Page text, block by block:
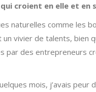
croient en elle et en
naturelles comme les
vivier de talents, bien
par des entrepreneurs
mois, j’avais peur